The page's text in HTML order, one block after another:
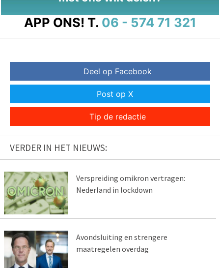
APP ONS! T. 06 - 574 71 321
Deel op Facebook
Post op X
Tip de redactie
VERDER IN HET NIEUWS:
Verspreiding omikron vertragen:
Nederland in lockdown
Avondsluiting en strengere
maatregelen overdag